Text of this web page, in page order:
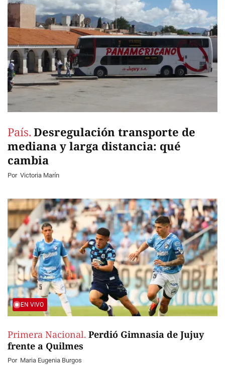
País. Desregulación transporte de
mediana y larga distancia: qué
cambia
Por Victoria Marín
EN VIVO
Primera Nacional. Perdió Gimnasia de Jujuy
frente a Quilmes
Por Maria Eugenia Burgos